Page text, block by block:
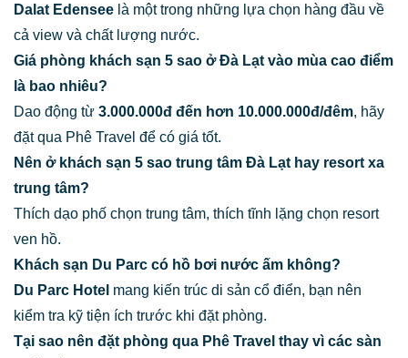
Dalat Edensee là một trong những lựa chọn hàng đầu về
cả view và chất lượng nước.
Giá phòng khách sạn 5 sao ở Đà Lạt vào mùa cao điểm
là bao nhiêu?
Dao động từ 3.000.000đ đến hơn 10.000.000đ/đêm, hãy
đặt qua Phê Travel để có giá tốt.
Nên ở khách sạn 5 sao trung tâm Đà Lạt hay resort xa
trung tâm?
Thích dạo phố chọn trung tâm, thích tĩnh lặng chọn resort
ven hồ.
Khách sạn Du Parc có hồ bơi nước ấm không?
Du Parc Hotel mang kiến trúc di sản cổ điển, bạn nên
kiểm tra kỹ tiện ích trước khi đặt phòng.
Tại sao nên đặt phòng qua Phê Travel thay vì các sàn